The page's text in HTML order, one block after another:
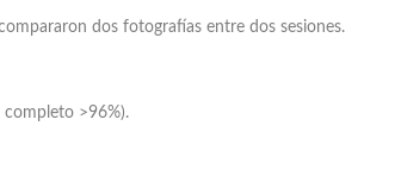
dos fotografías entre dos sesiones.
completo >96%).